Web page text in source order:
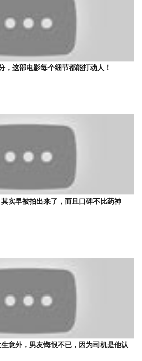
，这部电影每个细节都能打动人！
其实早被拍出来了，而且口碑不比药神
意外，男友悔恨不已，因为司机是他认